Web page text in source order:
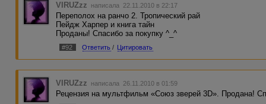
VIRUZzz написала 22.11.2010 в 22:17
Переполох на ранчо 2. Тропический рай
Пейдж Харпер и книга тайн
Проданы! Спасибо за покупку ^_^
#92 Ответить / Цитировать
VIRUZzz написала 26.11.2010 в 01:59
Рецензия на мультфильм «Союз зверей 3D». Продана!